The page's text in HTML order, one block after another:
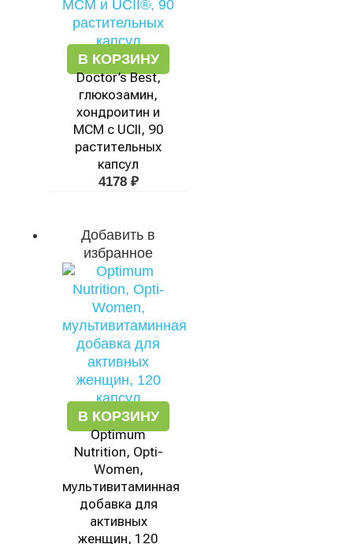
В КОРЗИНУ
Doctor’s Best,
глюкозамин,
хондроитин и
МСМ с UCII, 90
растительных
капсул
4178 ₽
Добавить в
избранное
В КОРЗИНУ
Optimum
Nutrition, Opti-
Women,
мультивитаминная
добавка для
активных
женщин, 120